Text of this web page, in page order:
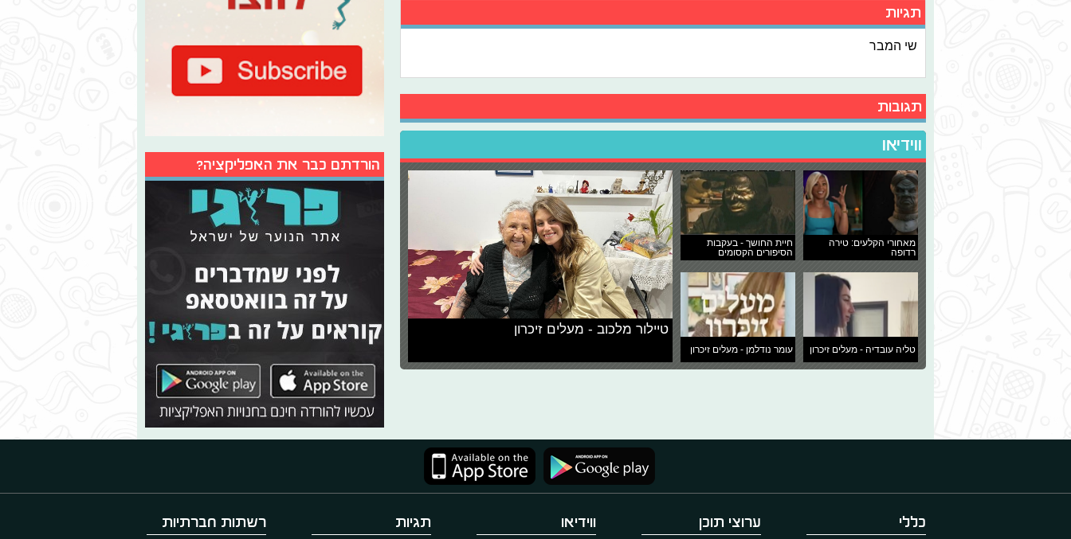
תגיות
שי המבר
תגובות
ווידיאו
מאחורי הקלעים: טירה
רדופה
חיית החושך - בעקבות
הסיפורים הקסומים
טליה עובדיה - מעלים זיכרון עומר נודלמן - מעלים זיכרון
טיילור מלכוב - מעלים זיכרון
הורדתם כבר את האפליקציה?
כללי ערוצי תוכן ווידיאו תגיות רשתות חברתיות